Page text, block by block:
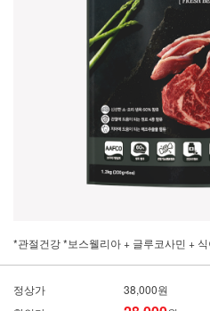
*관절건강 *보스웰리아 + 글루코사민 +
정상가
38,000원